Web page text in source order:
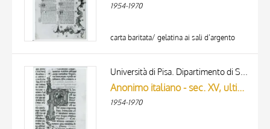
1954-1970
carta baritata/ gelatina ai sali d’argento
Anonimo italiano - sec. XV, ultimo quarto - Lucca, Biblioteca Capitolare Feliniana, Ms. 598, f. 18r, particolare
1954-1970